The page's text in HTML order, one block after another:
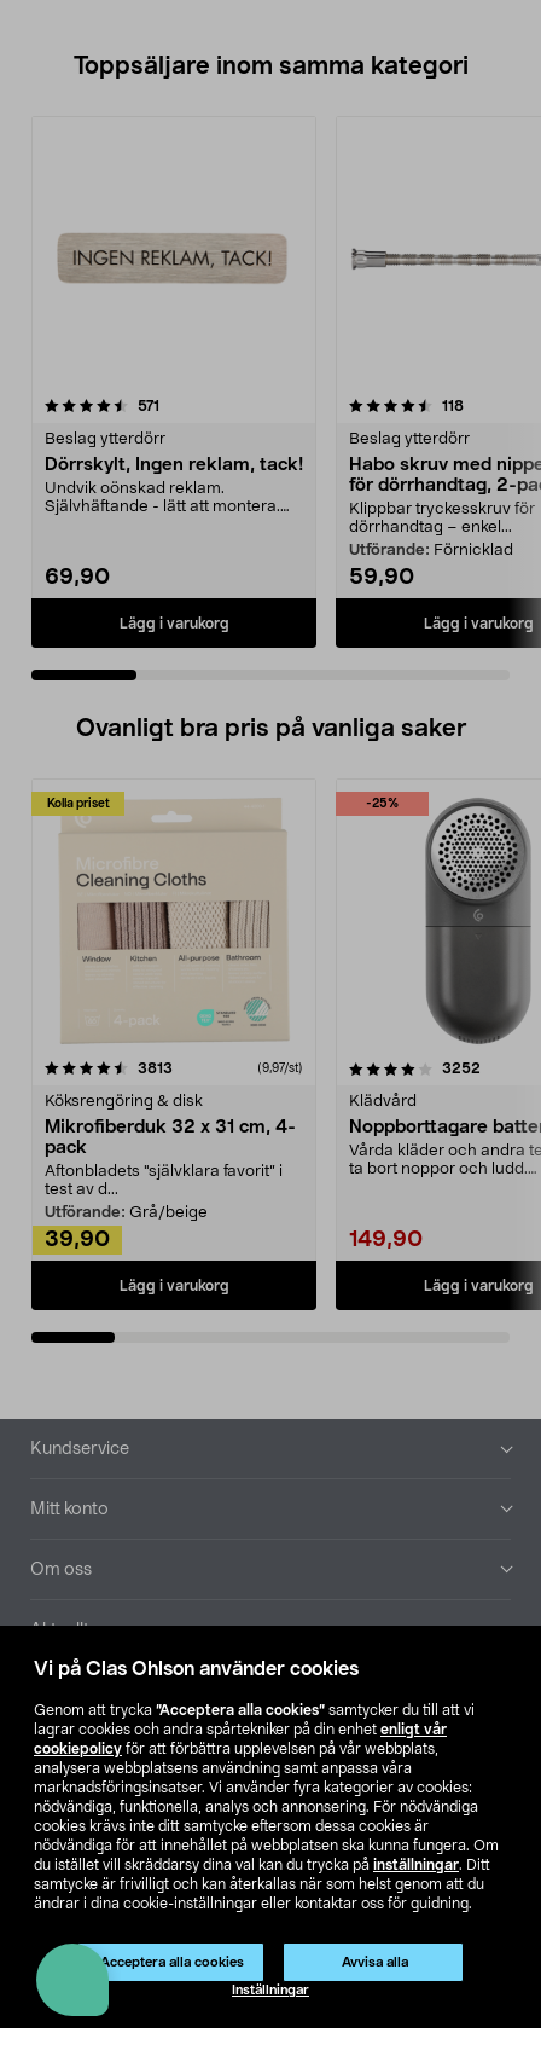
Vi på Clas Ohlson använder cookies
Genom att trycka ”Acceptera alla cookies” samtycker du till att vi
lagrar cookies och andra spårtekniker på din enhet enligt vår
cookiepolicy för att förbättra upplevelsen på vår webbplats,
analysera webbplatsens användning samt anpassa våra
marknadsföringsinsatser. Vi använder fyra kategorier av cookies:
nödvändiga, funktionella, analys och annonsering. För nödvändiga
cookies krävs inte ditt samtycke eftersom dessa cookies är
nödvändiga för att innehållet på webbplatsen ska kunna fungera. Om
du istället vill skräddarsy dina val kan du trycka på inställningar. Ditt
samtycke är frivilligt och kan återkallas när som helst genom att du
ändrar i dina cookie-inställningar eller kontaktar oss för guidning.
Acceptera alla cookies Avvisa alla
Inställningar
Toppsäljare inom samma kategori
571
Beslag ytterdörr
Dörrskylt, Ingen reklam, tack!
Undvik oönskad reklam.
Självhäftande - lätt att montera.
69,90
Lägg i varukorg
4.5 av 5 stjärnor 118
Beslag ytterdörr
Habo skruv med
för dörrhandtag, 2-
Klippbar tryckesskruv för
dörrhandtag – enkel...
Utförande: Förnicklad
59,90
Lägg i varukorg
4.5 av 5 stjärnor
Ovanligt bra pris på vanliga saker
Kolla priset
3813 (9,97/st)
Köksrengöring & disk
Mikrofiberduk 32 x 31 cm, 4-
pack
Aftonbladets "självklara favorit” i
test av d...
Utförande: Grå/beige
39,90
Lägg i varukorg
-25%
4.0av 5 stjärnor 3252
Klädvård
Noppborttagare
Vårda kläder och andra
ta bort noppor och ludd.
149,90
Lägg i varukorg
4.5av 5 stjärnor
Sidfot
Kundservice
Mitt konto
Om oss
Aktuellt
Hitta butik
SE NO FI
Köpvillkor Privacy statement Klubbvillkor
För företag
Ändra till priser exklusive moms